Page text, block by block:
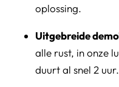
oplossing.
Uitgebreide
alle rust, in onze
duurt al snel 2 uur.